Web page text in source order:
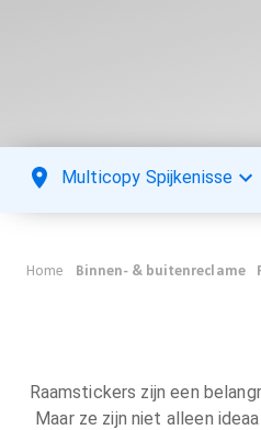
Multicopy Spijkenisse
Home Binnen- & buitenreclame
Raamstickers zijn een
Maar ze zijn niet alleen